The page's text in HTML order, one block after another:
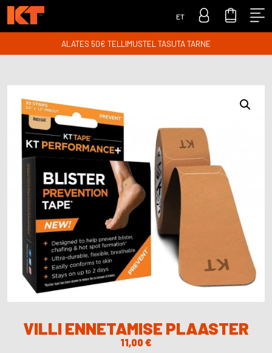
ET
ALATES 50€ TELLIMUSTEL TASUTA TARNE
VILLI ENNETAMISE PLAASTER
11,00 €